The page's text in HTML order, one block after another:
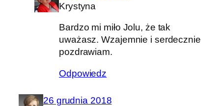
Krystyna
Bardzo mi miło Jolu, że tak
uważasz. Wzajemnie i serdecznie
pozdrawiam.
Odpowiedz
26 grudnia 2018